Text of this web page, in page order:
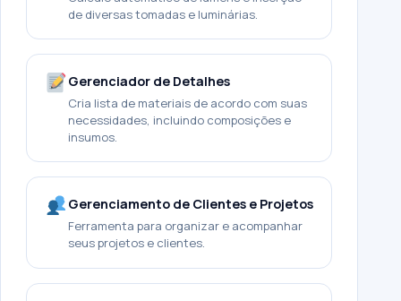
de diversas tomadas e luminárias.
Gerenciador de Detalhes
Cria lista de materiais de acordo com suas
necessidades, incluindo composições e
insumos.
Gerenciamento de Clientes e Projetos
Ferramenta para organizar e acompanhar
seus projetos e clientes.